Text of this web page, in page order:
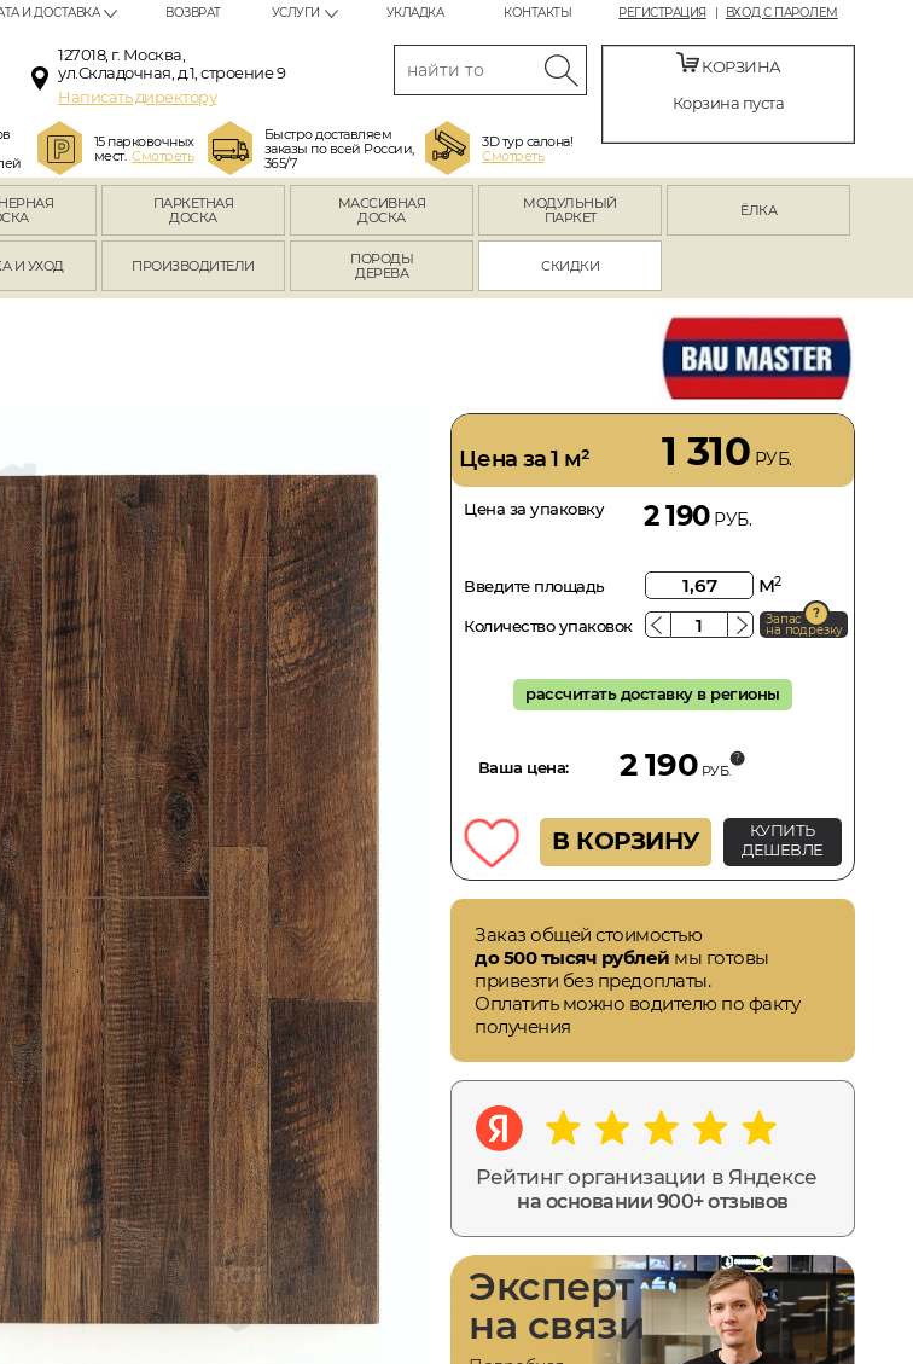
РЕГИСТРАЦИЯ ВХОД С ПАРОЛЕМ
И ДОСТАВКА ВОЗВРАТ УСЛУГИ УКЛАДКА КОНТАКТЫ
127018, г. Москва,
ул.Складочная, д.1, строение 9
Написать директору
15 парковочных
мест.Смотреть
Быстро доставляем
заказы по всей России,
365/7
3D тур салона!
Смотреть
КОРЗИНА
Корзина пуста
ПАРКЕТНАЯ
ДОСКА
МАССИВНАЯ
ДОСКА
МОДУЛЬНЫЙ
ПАРКЕТ
ЁЛКА
И УХОД ПРОИЗВОДИТЕЛИ
ПОРОДЫ
ДЕРЕВА
СКИДКИ
Цена за 1 м² 1 310 РУБ.
Цена за упаковку 2 190РУБ.
Введите площадь м2
Количество упаковок Запас
на подрезку
рассчитать доставку в регионы
Ваша цена: 2 190 РУБ.
В КОРЗИНУ
КУПИТЬ
ДЕШЕВЛЕ
Заказ общей стоимостью
до 500 тысяч рублей мы готовы
привезти без предоплаты.
Оплатить можно водителю по факту
получения
Рейтинг организации в Яндексе
на основании 900+ отзывов
Эксперт
на связи